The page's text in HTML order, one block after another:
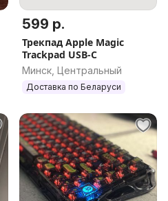
599 р.
Трекпад Apple Magic
Trackpad USB-C
Минск, Центральный
Доставка по Беларуси